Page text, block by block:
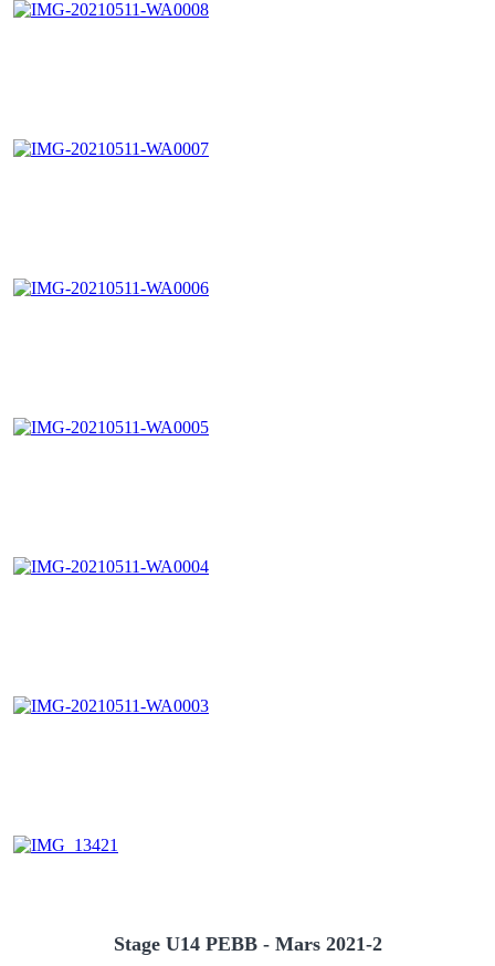
Stage U14 PEBB - Mars 2021-2